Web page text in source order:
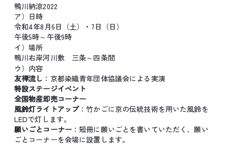
鴨川納涼2022
ア）日時
令和4年8月6日（土）・7日（日）
午後5時～午後9時
イ）場所
鴨川右岸河川敷 三条～四条間
ウ）内容
友禅流し ：京都染織青年団体協議会による実演
特設ステージイベント
全国物産即売コーナー
風鈴灯ライトアップ：竹かごに京の伝統技術を用いた風鈴を
LEDで灯します。
願いごとコーナー：短冊に願いごとを書いていただく、願い
ごとコーナーを会場に設置します。